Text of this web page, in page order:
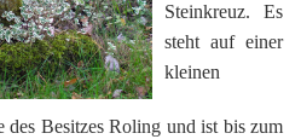
Steinkreuz. Es
steht auf einer
kleinen
des Besitzes Roling und ist bis zum